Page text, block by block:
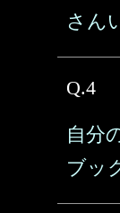
さん
Q.4
自分
ブッ